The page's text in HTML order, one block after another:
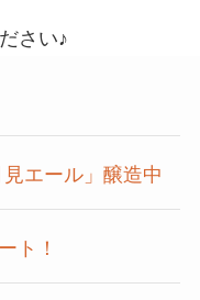
さい♪
エール」醸造中
ト！